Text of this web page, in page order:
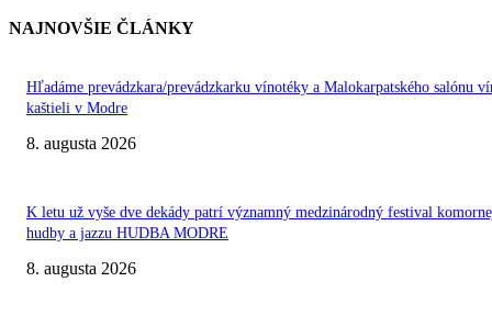
NAJNOVŠIE ČLÁNKY
Hľadáme prevádzkara/prevádzkarku vínotéky a Malokarpatského salónu
kaštieli v Modre
8. augusta 2026
K letu už vyše dve dekády patrí významný medzinárodný festival
hudby a jazzu HUDBA MODRE
8. augusta 2026